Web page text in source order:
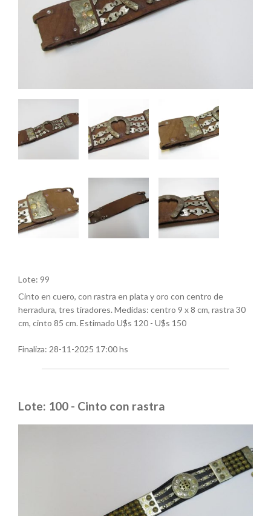
Lote: 99
Cinto en cuero, con rastra en plata y oro con centro de
herradura, tres tiradores. Medidas: centro 9 x 8 cm, rastra 30
cm, cinto 85 cm. Estimado U$s 120 - U$s 150
Finaliza: 28-11-2025 17:00 hs
Lote: 100 - Cinto con rastra